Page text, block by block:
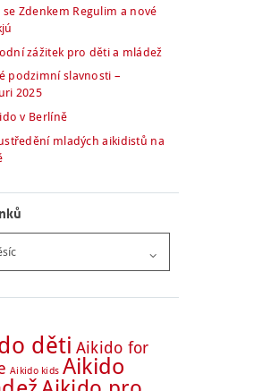
se Zdenkem Regulim a nové
zážitek pro děti a mládež
podzimní slavnosti –
2025
v Berlíně
mladých aikidistů na
děti Aikido for
Aikido kids Aikido